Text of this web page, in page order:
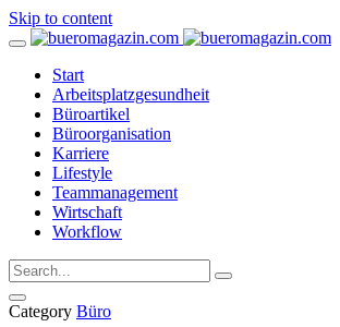
Skip to content
Start
Arbeitsplatzgesundheit
Büroartikel
Büroorganisation
Karriere
Lifestyle
Teammanagement
Wirtschaft
Workflow
Category Büro